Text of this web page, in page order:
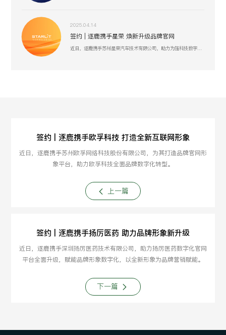
2025.04.14
签约 | 逐鹿携手星荣 焕新升级品牌官网
近日，逐鹿携手苏州星荣汽车技术有限公司，助力为旌科技数字化官网平台全面升级，赋能品牌形象数字化，以全新形象为品牌营销赋能。
签约 | 逐鹿携手​欧孚科技 打造全新互联网形象
近日，逐鹿携手苏州欧孚网络科技股份有限公司，为其打造品牌官网形
象平台，助力欧孚科技全面品牌数字化转型。
上一篇
签约 | 逐鹿携手扬厉医药 助力品牌形象新升级
近日，逐鹿携手深圳扬厉医药技术有限公司，助力扬厉医药数字化官网
平台全面升级，赋能品牌形象数字化，以全新形象为品牌营销赋能。
下一篇